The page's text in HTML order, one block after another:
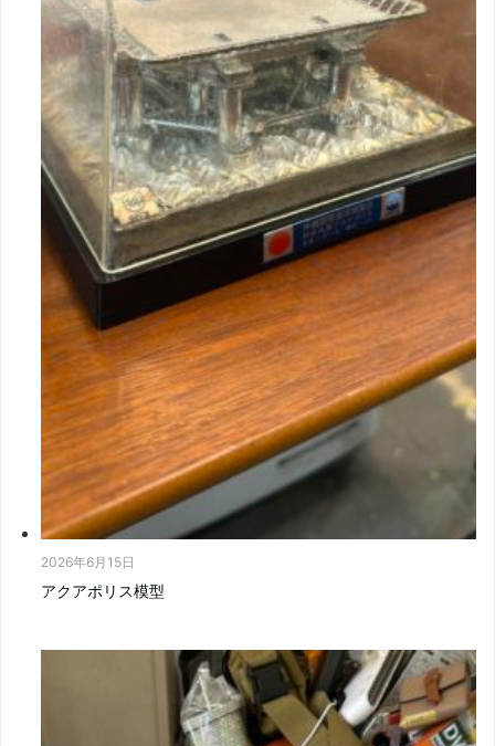
2026年6月15日
アクアポリス模型